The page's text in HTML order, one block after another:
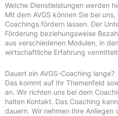
Welche Dienstleistungen werden
Mit dem AVGS können Sie bei
Coachings fördern lassen. Der
Förderung beziehungsweise
aus verschiedenen Modulen, in
wirtschaftliche Erfahrung
Dauert ein AVGS-Coaching lange?
Das kommt auf Ihr Themenfeld
an. Wir richten uns bei dem
halten Kontakt. Das Coaching
dauern. Wir nehmen Ihre